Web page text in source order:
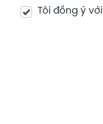
Tôi đồng ý với